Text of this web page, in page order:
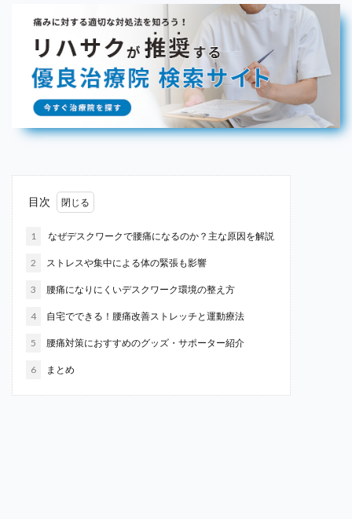
目次
1 なぜデスクワークで腰痛になるのか？主な原因を解説
2 ストレスや集中による体の緊張も影響
3 腰痛になりにくいデスクワーク環境の整え方
4 自宅でできる！腰痛改善ストレッチと運動療法
5 腰痛対策におすすめのグッズ・サポーター紹介
6 まとめ